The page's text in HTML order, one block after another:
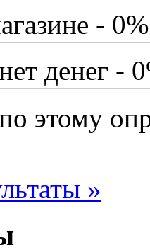
- 0%
денег -
этому
»